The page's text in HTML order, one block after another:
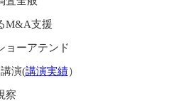
M&A支援
ョーアテンド
演(講演実績）
察